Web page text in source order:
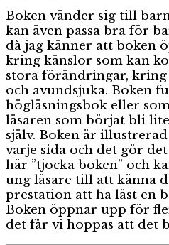
Boken vänder sig till
kan även passa bra för
då jag känner att boken
kring känslor som kan
stora förändringar, kring
och avundsjuka. Boken
högläsningsbok eller
läsaren som börjat bli
själv. Boken är
varje sida och det gör
här ”tjocka boken” och
ung läsare till att känna
prestation att ha läst en
Boken öppnar upp för
det får vi hoppas att det